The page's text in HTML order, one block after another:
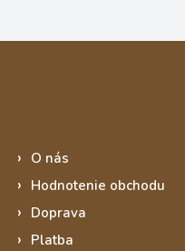
O nás
Hodnotenie obchodu
Doprava
Platba